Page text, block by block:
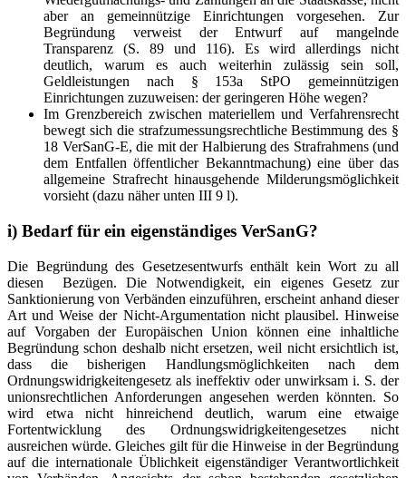
aber an gemeinnützige Einrichtungen vorgesehen. Zur
Begründung verweist der Entwurf auf mangelnde
Transparenz (S. 89 und 116). Es wird allerdings nicht
deutlich, warum es auch weiterhin zulässig sein soll,
Geldleistungen nach § 153a StPO gemeinnützigen
Einrichtungen zuzuweisen: der geringeren Höhe wegen?
Im Grenzbereich zwischen materiellem und Verfahrensrecht
bewegt sich die strafzumessungsrechtliche Bestimmung des §
18 VerSanG-E, die mit der Halbierung des Strafrahmens (und
dem Entfallen öffentlicher Bekanntmachung) eine über das
allgemeine Strafrecht hinausgehende Milderungsmöglichkeit
vorsieht (dazu näher unten III 9 l).
i) Bedarf für ein eigenständiges VerSanG?
Die Begründung des Gesetzesentwurfs enthält kein Wort zu all
diesen Bezügen. Die Notwendigkeit, ein eigenes Gesetz zur
Sanktionierung von Verbänden einzuführen, erscheint anhand dieser
Art und Weise der Nicht-Argumentation nicht plausibel. Hinweise
auf Vorgaben der Europäischen Union können eine inhaltliche
Begründung schon deshalb nicht ersetzen, weil nicht ersichtlich ist,
dass die bisherigen Handlungsmöglichkeiten nach dem
Ordnungswidrigkeitengesetz als ineffektiv oder unwirksam i. S. der
unionsrechtlichen Anforderungen angesehen werden könnten. So
wird etwa nicht hinreichend deutlich, warum eine etwaige
Fortentwicklung des Ordnungswidrigkeitengesetzes nicht
ausreichen würde. Gleiches gilt für die Hinweise in der Begründung
auf die internationale Üblichkeit eigenständiger Verantwortlichkeit